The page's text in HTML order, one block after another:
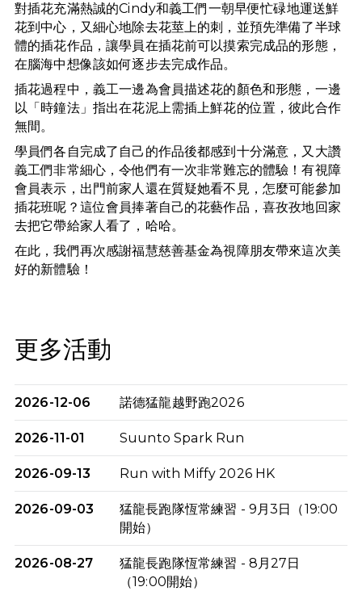
對插花充滿熱誠的Cindy和義工們一朝早便忙碌地運送鮮
花到中心，又細心地除去花莖上的刺，並預先準備了半球
體的插花作品，讓學員在插花前可以摸索完成品的形態，
在腦海中想像該如何逐步去完成作品。
插花過程中，義工一邊為會員描述花的顏色和形態，一邊
以「時鐘法」指出在花泥上需插上鮮花的位置，彼此合作
無間。
學員們各自完成了自己的作品後都感到十分滿意，又大讚
義工們非常細心，令他們有一次非常難忘的體驗！有視障
會員表示，出門前家人還在質疑她看不見，怎麼可能參加
插花班呢？這位會員捧著自己的花藝作品，喜孜孜地回家
去把它帶給家人看了，哈哈。
在此，我們再次感謝福慧慈善基金為視障朋友帶來這次美
好的新體驗！
更多活動
2026-12-06 諾德猛龍越野跑2026
2026-11-01 Suunto Spark Run
2026-09-13 Run with Miffy 2026 HK
2026-09-03
猛龍長跑隊恆常練習 - 9月3日（19:00
開始）
2026-08-27
猛龍長跑隊恆常練習 - 8月27日
（19:00開始）